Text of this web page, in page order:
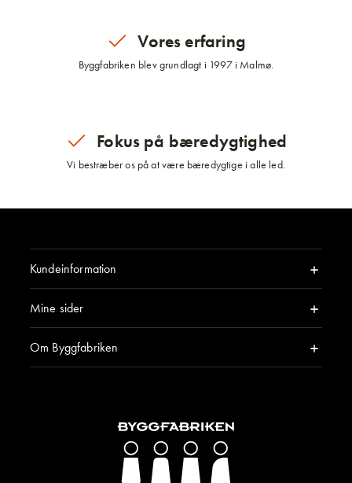
Vores erfaring
Byggfabriken blev grundlagt i 1997 i Malmø.
Fokus på bæredygtighed
Vi bestræber os på at være bæredygtige i alle led.
Kundeinformation
Mine sider
Om Byggfabriken